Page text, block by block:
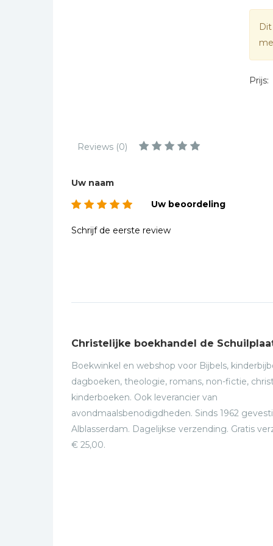
Toeristische kaarten en
Taalstudie
Wenskaarten
eruit
Prijs:
Reviews (0)
Uw naam
Uw beoordeling
Schrijf de eerste review
Christelijke boekhandel de
Boekwinkel en webshop voor Bijbels,
dagboeken, theologie, romans, non-fictie,
kinderboeken. Ook leverancier van
avondmaalsbenodigdheden. Sinds 1962
Alblasserdam. Dagelijkse verzending. Gratis
€ 25,00.